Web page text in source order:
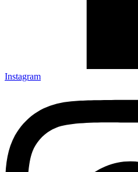
Instagram